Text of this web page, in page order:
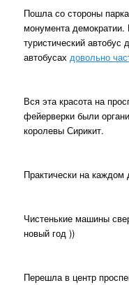
Пошла со стороны
монумента демократии.
туристический автобус
автобусах довольно
Вся эта красота на
фейерверки были
королевы Сирикит.
Практически на каждом
Чистенькие машины
новый год ))
Перешла в центр